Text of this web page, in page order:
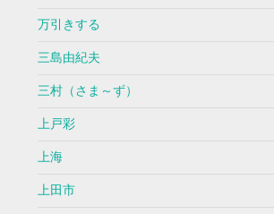
万引きする
三島由紀夫
三村（さま～ず）
上戸彩
上海
上田市